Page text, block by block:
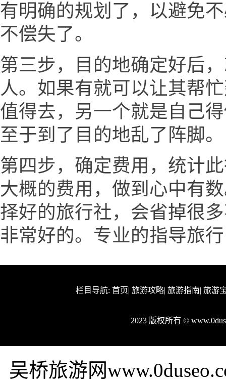
有明确的规划了，以避免
不偿失了。
第三步，目的地确定好后
人。如果有就可以让其帮
值得去，另一个就是自己
至于到了目的地乱了阵脚。
第四步，确定费用，统计
大概的费用，做到心中有
择好的旅行社，会省掉很
非常好的。专业的指导旅
栏目导航: 首页| 旅游攻略| 旅游指南| 旅游
2023 版权所有 ©
吴桥旅游网